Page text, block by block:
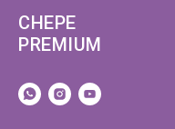
CHEPE
PREMIUM